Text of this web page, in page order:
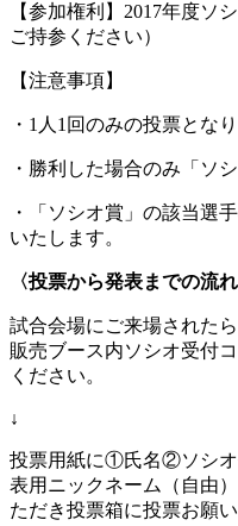
【参加権利】2017年度ソ
ご持参ください）
【注意事項】
・1人1回のみの投票となり
・勝利した場合のみ「ソ
・「ソシオ賞」の該当選
いたします。
〈投票から発表までの流れ
試合会場にご来場された
販売ブース内ソシオ受付
ください。
↓
投票用紙に①氏名②ソシ
表用ニックネーム（自由
ただき投票箱に投票お願い